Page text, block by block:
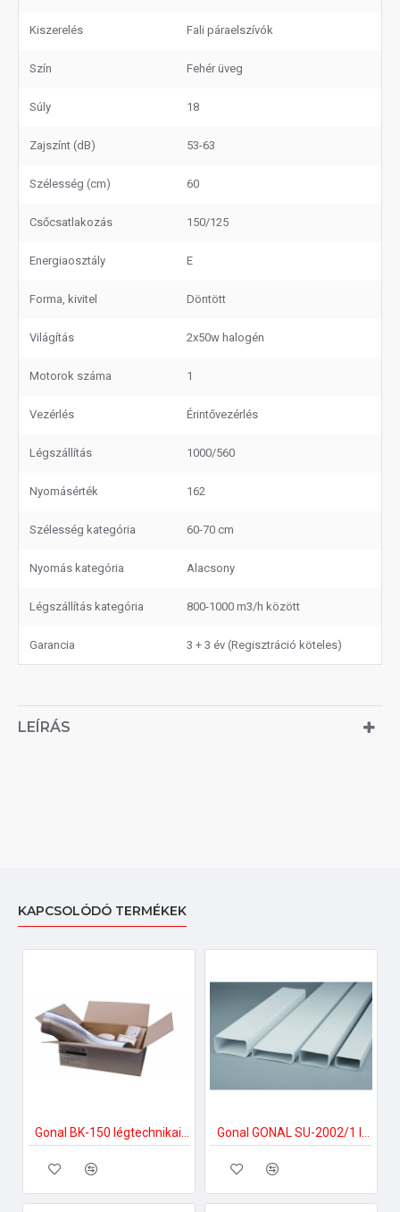
Kiszerelés Fali páraelszívók
Szín Fehér üveg
Súly 18
Zajszínt (dB) 53-63
Szélesség (cm) 60
Csőcsatlakozás 150/125
Energiaosztály E
Forma, kivitel Döntött
Világítás 2x50w halogén
Motorok száma 1
Vezérlés Érintővezérlés
Légszállítás 1000/560
Nyomásérték 162
Szélesség kategória 60-70 cm
Nyomás kategória Alacsony
Légszállítás kategória 800-1000 m3/h között
Garancia 3 + 3 év (Regisztráció köteles)
LEÍRÁS
KAPCSOLÓDÓ TERMÉKEK
Gonal BK-150 légtechnikai bekötő szett 150-es páraelszívóhoz Gonal GONAL SU-2002/1 lapos csatorna, 90x180 L=1000 150-es páraelszívóhoz